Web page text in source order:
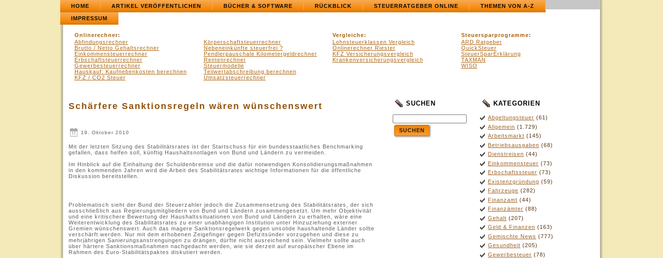
HOME ARTIKEL VERÖFFENTLICHEN BÜCHER & SOFTWARE RÜCKBLICK STEUERRATGEBER ONLINE THEMEN VON A-Z
IMPRESSUM
Onlinerechner: Vergleiche: Steuersparprogramme:
Abfindungsrechner
Brutto / Netto Gehaltsrechner
Einkommensteuerrechner
Erbschaftsteuerrechner
Gewerbesteuerrechner
Hauskauf: Kaufnebenkosten berechnen
KFZ / CO2 Steuer
Körperschaftsteuerrechner
Nebeneinkünfte steuerfrei ?
Pendlerpauschale Kilometergeldrechner
Rentenrechner
Steuermodelle
Teilwertabschreibung berechnen
Umsatzsteuerrechner
Lohnsteuerklassen Vergleich
Onlinerechner Riester
KFZ Versicherungsvergleich
Krankenversicherungsvergleich
ARD Ratgeber
QuickSteuer
SteuerSparErklärung
TAXMAN
WISO
Schärfere Sanktionsregeln wären wünschenswert
19. Oktober 2010
Mit der letzten Sitzung des Stabilitätsrates ist der Startschuss für ein bundesstaatliches Benchmarking
gefallen, dass helfen soll, künftig Haushaltsnotlagen von Bund und Ländern zu vermeiden.
Im Hinblick auf die Einhaltung der Schuldenbremse und die dafür notwendigen Konsolidierungsmaßnahmen
in den kommenden Jahren wird die Arbeit des Stabilitätsrates wichtige Informationen für die öffentliche
Diskussion bereitstellen.
Problematisch sieht der Bund der Steuerzahler jedoch die Zusammensetzung des Stabilitätsrates, der sich
ausschließlich aus Regierungsmitgliedern von Bund und Ländern zusammengesetzt. Um mehr Objektivität
und eine kritischere Bewertung der Haushaltssituationen von Bund und Ländern zu erhalten, wäre eine
Weiterentwicklung des Stabilitätsrates zu einer unabhängigen Institution unter Hinzuziehung externer
Gremien wünschenswert. Auch das magere Sanktionsregelwerk gegen unsolide haushaltende Länder sollte
verschärft werden. Nur mit dem erhobenen Zeigefinger gegen Defizitsünder vorzugehen und diese zu
mehrjährigen Sanierungsanstrengungen zu drängen, dürfte nicht ausreichend sein. Vielmehr sollte auch
über härtere Sanktionsmaßnahmen nachgedacht werden, wie sie derzeit auf europäischer Ebene im
Rahmen des Euro-Stabilitätspaktes diskutiert werden.
SUCHEN
SUCHEN
KATEGORIEN
Abgeltungsteuer (61)
Allgemein (1.729)
Arbeitsmarkt (145)
Betriebsausgaben (68)
Dienstreisen (44)
Einkommensteuer (73)
Erbschaftssteuer (73)
Existenzgründung (59)
Fahrzeuge (282)
Finanzamt (44)
Finanzämter (88)
Gehalt (207)
Geld & Finanzen (163)
Gemischte News (777)
Gesundheit (205)
Gewerbesteuer (78)